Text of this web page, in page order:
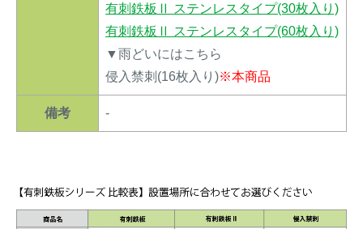
有刺鉄板Ⅱ ステンレスタイプ(30枚入り)
有刺鉄板Ⅱ ステンレスタイプ(60枚入り)
▼雨どいにはこちら
侵入禁刺(16枚入り)※本商品
備考 -